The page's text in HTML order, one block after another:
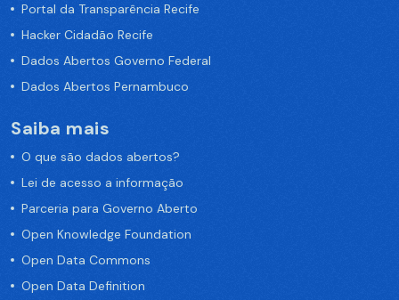
Portal da Transparência Recife
Hacker Cidadão Recife
Dados Abertos Governo Federal
Dados Abertos Pernambuco
Saiba mais
O que são dados abertos?
Lei de acesso a informação
Parceria para Governo Aberto
Open Knowledge Foundation
Open Data Commons
Open Data Definition